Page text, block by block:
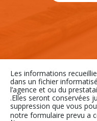
Les informations
dans un fichier
l’agence et ou du
.Elles seront conservées
suppression que vous
notre formulaire prevu a